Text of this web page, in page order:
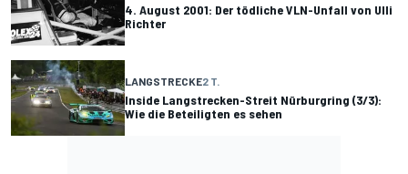
4. August 2001: Der tödliche VLN-Unfall von Ulli
Richter
LANGSTRECKE2 T.
Inside Langstrecken-Streit Nürburgring (3/3):
Wie die Beteiligten es sehen